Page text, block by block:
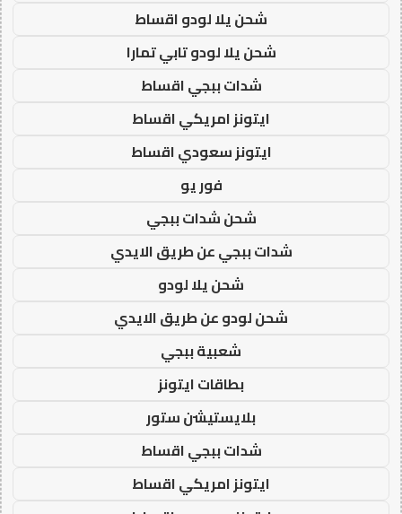
شحن يلا لودو اقساط
شحن يلا لودو تابي تمارا
شدات ببجي اقساط
ايتونز امريكي اقساط
ايتونز سعودي اقساط
فور يو
شحن شدات ببجي
شدات ببجي عن طريق الايدي
شحن يلا لودو
شحن لودو عن طريق الايدي
شعبية ببجي
بطاقات ايتونز
بلايستيشن ستور
شدات ببجي اقساط
ايتونز امريكي اقساط